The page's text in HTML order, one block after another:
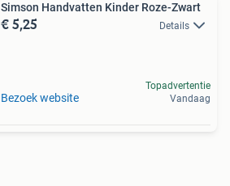
Simson Handvatten Kinder Roze-Zwart
€ 5,25 Details
Bezoek website
Topadvertentie
Vandaag